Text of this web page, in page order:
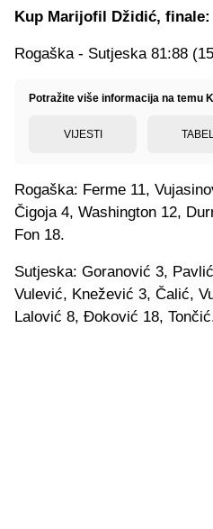
Kup Marijofil Džidić, finale:
Rogaška - Sutjeska 81:88
Potražite više informacija na temu
VIJESTI
Rogaška: Ferme 11,
Čigoja 4, Washington 12,
Fon 18.
Sutjeska: Goranović 3,
Vulević, Knežević 3, Čalić,
Lalović 8, Đoković 18,